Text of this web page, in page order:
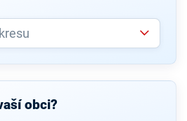
obci?